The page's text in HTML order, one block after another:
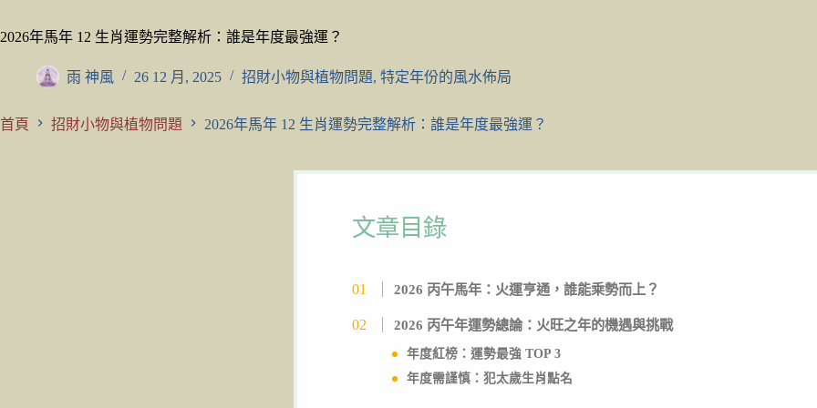
2026年馬年 12 生肖運勢完整解析：誰是年度最強運？
雨 神風 26 12 月, 2025 招財小物與植物問題, 特定年份的風水佈局
首頁 招財小物與植物問題 2026年馬年 12 生肖運勢完整解析：誰是年度最強運？
文章目錄
2026 丙午馬年：火運亨通，誰能乘勢而上？
2026 丙午年運勢總論：火旺之年的機遇與挑戰
年度紅榜：運勢最強 TOP 3
年度需謹慎：犯太歲生肖點名